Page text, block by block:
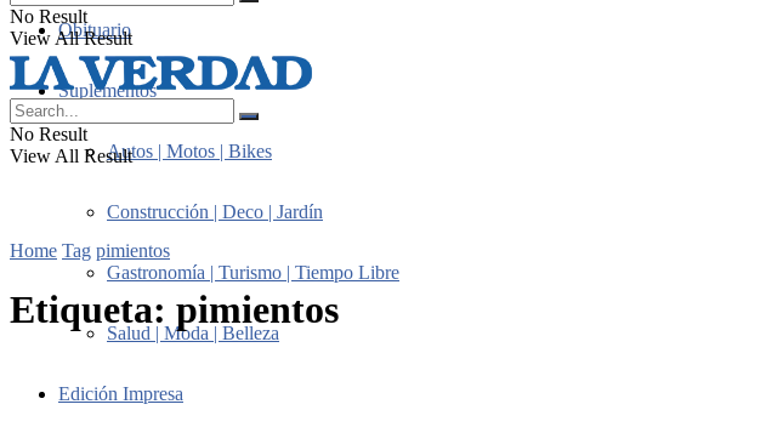
Obituario
Suplementos
Autos | Motos | Bikes
Construcción | Deco | Jardín
Gastronomía | Turismo | Tiempo Libre
Salud | Moda | Belleza
Edición Impresa
No Result
View All Result
No Result
View All Result
Home Tag pimientos
Etiqueta: pimientos